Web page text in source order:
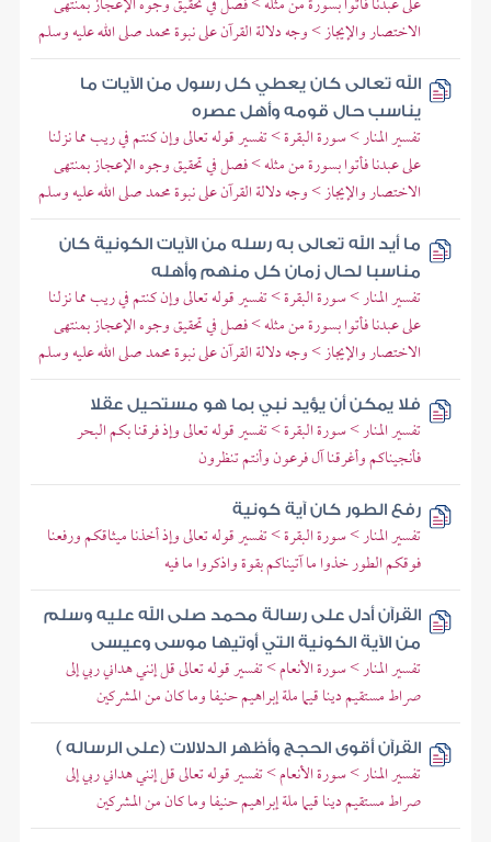
الاختصار والإيجاز > وجه دلالة القرآن على نبوة محمد صلى الله عليه وسلم
الله تعالى كان يعطي كل رسول من الآيات ما
يناسب حال قومه وأهل عصره
تفسير المنار > سورة البقرة > تفسير قوله تعالى وإن كنتم في ريب مما نزلنا
على عبدنا فأتوا بسورة من مثله > فصل في تحقيق وجوه الإعجاز بمنتهى
الاختصار والإيجاز > وجه دلالة القرآن على نبوة محمد صلى الله عليه وسلم
ما أيد الله تعالى به رسله من الآيات الكونية كان
مناسبا لحال زمان كل منهم وأهله
تفسير المنار > سورة البقرة > تفسير قوله تعالى وإن كنتم في ريب مما نزلنا
على عبدنا فأتوا بسورة من مثله > فصل في تحقيق وجوه الإعجاز بمنتهى
الاختصار والإيجاز > وجه دلالة القرآن على نبوة محمد صلى الله عليه وسلم
فلا يمكن أن يؤيد نبي بما هو مستحيل عقلا
تفسير المنار > سورة البقرة > تفسير قوله تعالى وإذ فرقنا بكم البحر
فأنجيناكم وأغرقنا آل فرعون وأنتم تنظرون
رفع الطور كان آية كونية
تفسير المنار > سورة البقرة > تفسير قوله تعالى وإذ أخذنا ميثاقكم ورفعنا
فوقكم الطور خذوا ما آتيناكم بقوة واذكروا ما فيه
القرآن أدل على رسالة محمد صلى الله عليه وسلم
من الآية الكونية التي أوتيها موسى وعيسى
تفسير المنار > سورة الأنعام > تفسير قوله تعالى قل إنني هداني ربي إلى
صراط مستقيم دينا قيما ملة إبراهيم حنيفا وما كان من المشركين
القرآن أقوى الحجج وأظهر الدلالات (على الرساله )
تفسير المنار > سورة الأنعام > تفسير قوله تعالى قل إنني هداني ربي إلى
صراط مستقيم دينا قيما ملة إبراهيم حنيفا وما كان من المشركين